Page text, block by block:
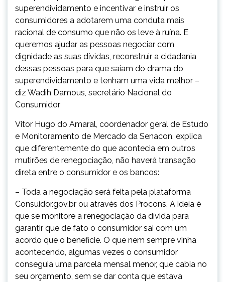
superendividamento e incentivar e instruir os
consumidores a adotarem uma conduta mais
racional de consumo que não os leve à ruína. E
queremos ajudar as pessoas negociar com
dignidade as suas dívidas, reconstruir a cidadania
dessas pessoas para que saiam do drama do
superendividamento e tenham uma vida melhor –
diz Wadih Damous, secretário Nacional do
Consumidor
Vitor Hugo do Amaral, coordenador geral de Estudo
e Monitoramento de Mercado da Senacon, explica
que diferentemente do que acontecia em outros
mutirões de renegociação, não haverá transação
direta entre o consumidor e os bancos:
– Toda a negociação será feita pela plataforma
Consuidor.gov.br ou através dos Procons. A ideia é
que se monitore a renegociação da dívida para
garantir que de fato o consumidor sai com um
acordo que o beneficie. O que nem sempre vinha
acontecendo, algumas vezes o consumidor
conseguia uma parcela mensal menor, que cabia no
seu orçamento, sem se dar conta que estava